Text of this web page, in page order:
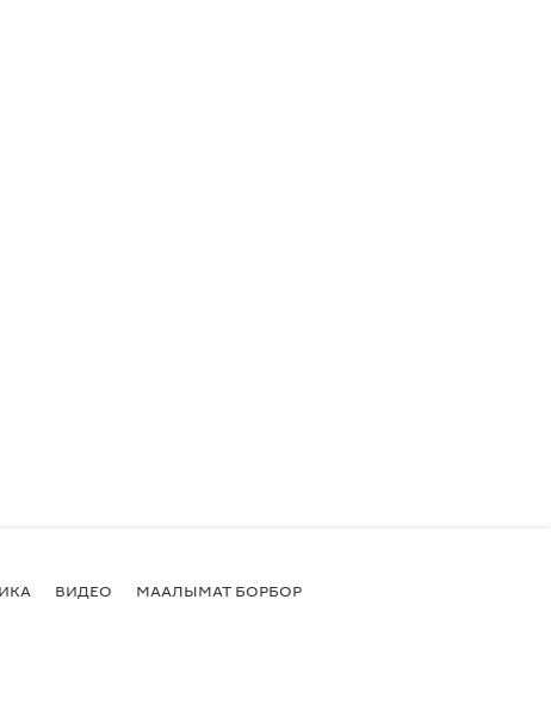
ВИДЕО МААЛЫМАТ БОРБОР